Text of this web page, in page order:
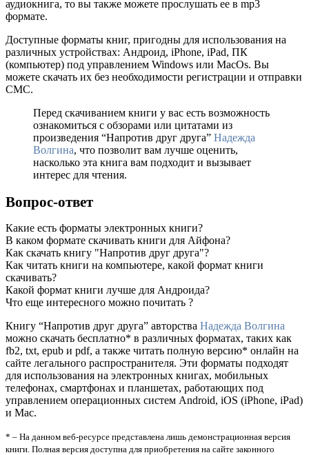
аудиокнига, то вы также можете прослушать ее в mp3
формате.
Доступные форматы книг, пригодны для использования на
различных устройствах: Андроид, iPhone, iPad, ПК
(компьютер) под управлением Windows или MacOs. Вы
можете скачать их без необходимости регистрации и отправки
СМС.
Перед скачиванием книги у вас есть возможность
ознакомиться с обзорами или цитатами из
произведения “Напротив друг друга” Надежда
Волгина, что позволит вам лучше оценить,
насколько эта книга вам подходит и вызывает
интерес для чтения.
Вопрос-ответ
Какие есть форматы электронных книги?
В каком формате скачивать книги для Айфона?
Как скачать книгу "Напротив друг друга"?
Как читать книги на компьютере, какой формат книги
скачивать?
Какой формат книги лучше для Андроида?
Что еще интересного можно почитать ?
Книгу “Напротив друг друга” авторства Надежда Волгина
можно скачать бесплатно* в различных форматах, таких как
fb2, txt, epub и pdf, а также читать полную версию* онлайн на
сайте легального распространителя. Эти форматы подходят
для использования на электронных книгах, мобильных
телефонах, смартфонах и планшетах, работающих под
управлением операционных систем Android, iOS (iPhone, iPad)
и Mac.
* – На данном веб-ресурсе представлена лишь демонстрационная версия
книги. Полная версия доступна для приобретения на сайте законного